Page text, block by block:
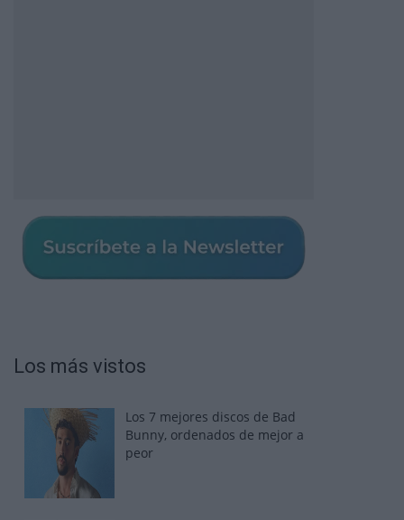
Los más vistos
Los 7 mejores discos de Bad
Bunny, ordenados de mejor a
peor